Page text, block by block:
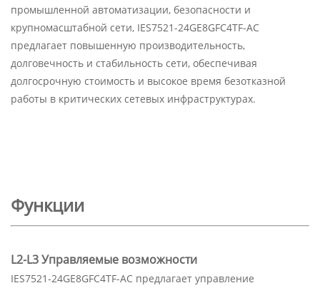
промышленной автоматизации, безопасности и
крупномасштабной сети, IES7521-24GE8GFC4TF-AC
предлагает повышенную производительность,
долговечность и стабильность сети, обеспечивая
долгосрочную стоимость и высокое время безотказной
работы в критических сетевых инфраструктурах.
Функции
L2-L3 Управляемые возможности
IES7521-24GE8GFC4TF-AC предлагает управление